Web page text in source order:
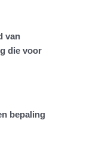
van
die voor
bepaling